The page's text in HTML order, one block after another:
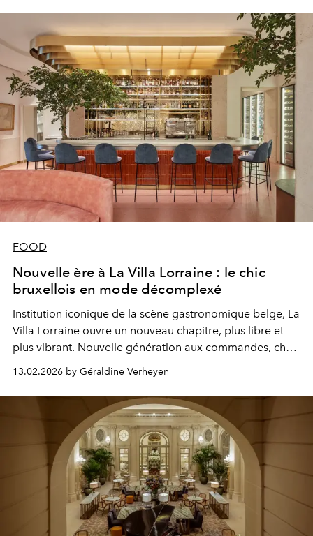
FOOD
Nouvelle ère à La Villa Lorraine : le chic
bruxellois en mode décomplexé
Institution iconique de la scène gastronomique belge, La
Villa Lorraine ouvre un nouveau chapitre, plus libre et
plus vibrant. Nouvelle génération aux commandes, chef
ambitieux en quête de signature, service décloisonné :
la grande maison bruxelloise réinvente son luxe, sans
jamais renoncer à l’exigence.
13.02.2026 by Géraldine Verheyen